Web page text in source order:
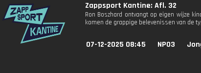
Zappsport Kantine: Afl. 32
Ron Boszhard ontvangt op eigen wijze
komen de grappige belevenissen van de
07-12-2025 08:45 NPO3